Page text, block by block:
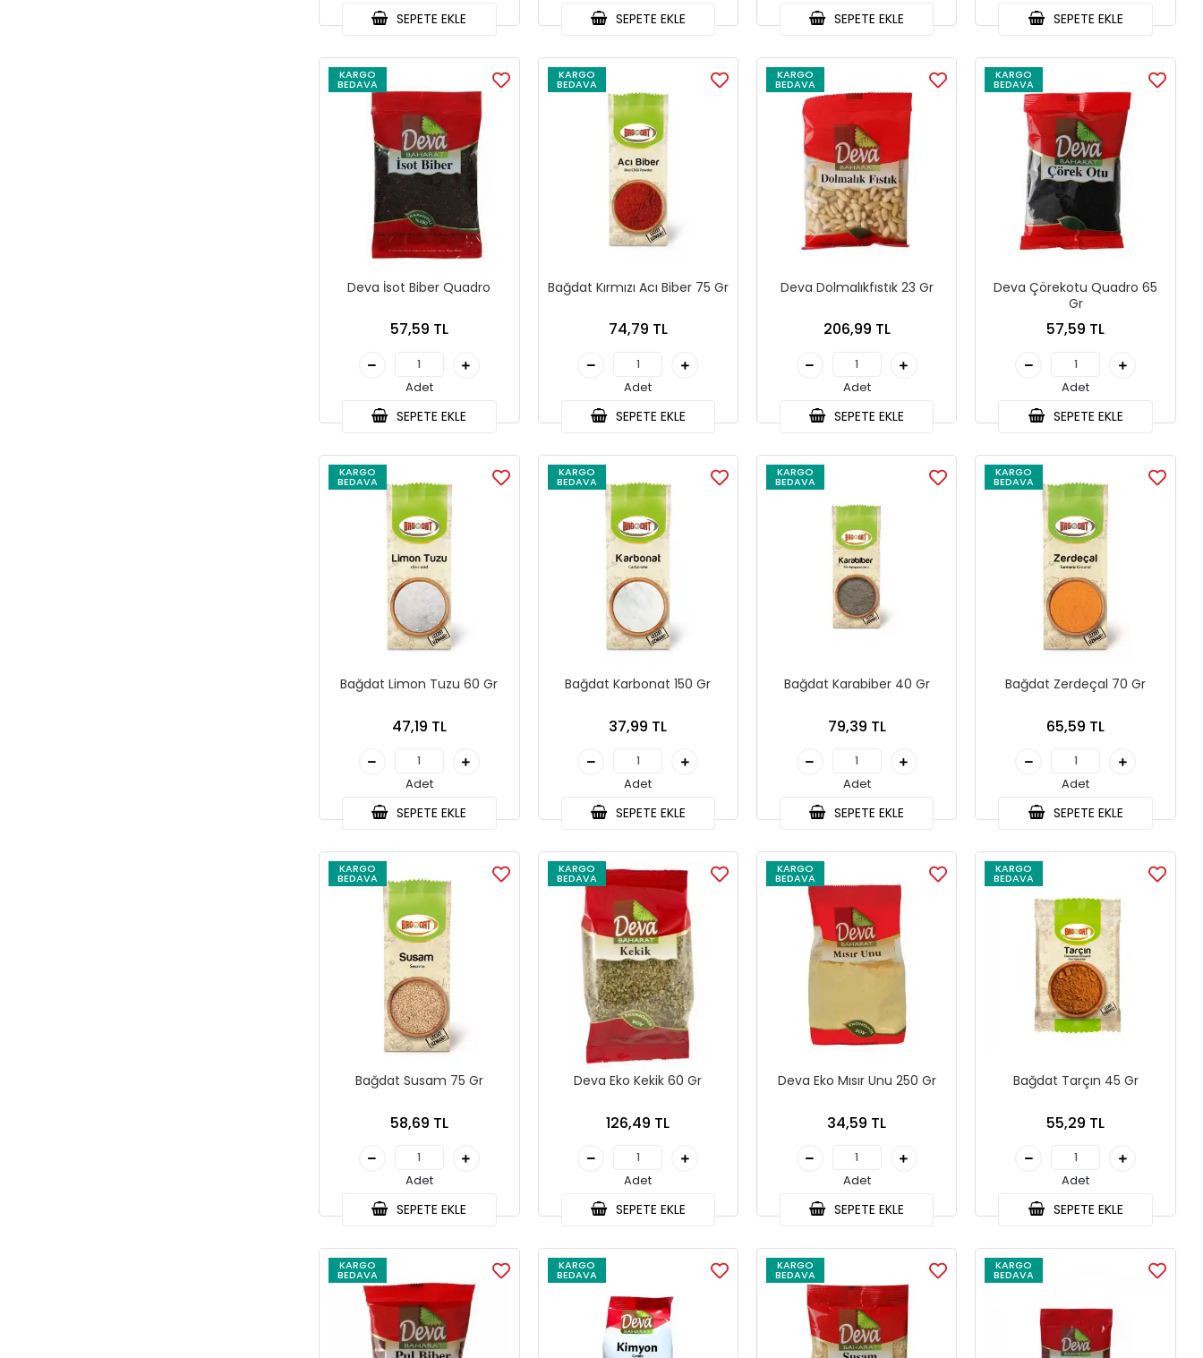
SEPETE EKLE SEPETE EKLE SEPETE EKLE SEPETE EKLE
KARGO
BEDAVA
Deva İsot Biber Quadro
57,59 TL
Adet
SEPETE EKLE
KARGO
BEDAVA
Bağdat Kırmızı Acı Biber 75 Gr
74,79 TL
Adet
SEPETE EKLE
KARGO
BEDAVA
Deva Dolmalıkfıstık 23 Gr
206,99 TL
Adet
SEPETE EKLE
KARGO
BEDAVA
Deva Çörekotu Quadro 65
Gr
57,59 TL
Adet
SEPETE EKLE
KARGO
BEDAVA
Bağdat Limon Tuzu 60 Gr
47,19 TL
Adet
SEPETE EKLE
KARGO
BEDAVA
Bağdat Karbonat 150 Gr
37,99 TL
Adet
SEPETE EKLE
KARGO
BEDAVA
Bağdat Karabiber 40 Gr
79,39 TL
Adet
SEPETE EKLE
KARGO
BEDAVA
Bağdat Zerdeçal 70 Gr
65,59 TL
Adet
SEPETE EKLE
KARGO
BEDAVA
Bağdat Susam 75 Gr
58,69 TL
Adet
SEPETE EKLE
KARGO
BEDAVA
Deva Eko Kekik 60 Gr
126,49 TL
Adet
SEPETE EKLE
KARGO
BEDAVA
Deva Eko Mısır Unu 250 Gr
34,59 TL
Adet
SEPETE EKLE
KARGO
BEDAVA
Bağdat Tarçın 45 Gr
55,29 TL
Adet
SEPETE EKLE
KARGO
BEDAVA
KARGO
BEDAVA
KARGO
BEDAVA
KARGO
BEDAVA